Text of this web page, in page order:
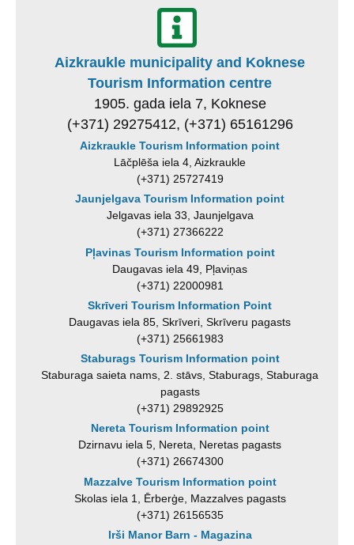
Aizkraukle municipality and Koknese
Tourism Information centre
1905. gada iela 7, Koknese
(+371) 29275412, (+371) 65161296
Aizkraukle Tourism Information point
Lāčplēša iela 4, Aizkraukle
(+371) 25727419
Jaunjelgava Tourism Information point
Jelgavas iela 33, Jaunjelgava
(+371) 27366222
Pļavinas Tourism Information point
Daugavas iela 49, Pļaviņas
(+371) 22000981
Skrīveri Tourism Information Point
Daugavas iela 85, Skrīveri, Skrīveru pagasts
(+371) 25661983
Staburags Tourism Information point
Staburaga saieta nams, 2. stāvs, Staburags, Staburaga
pagasts
(+371) 29892925
Nereta Tourism Information point
Dzirnavu iela 5, Nereta, Neretas pagasts
(+371) 26674300
Mazzalve Tourism Information point
Skolas iela 1, Ērberģe, Mazzalves pagasts
(+371) 26156535
Irši Manor Barn - Magazina